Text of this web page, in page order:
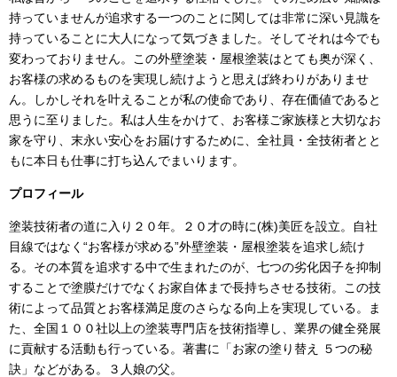
持っていませんが追求する一つのことに関しては非常に深い見識を
持っていることに大人になって気づきました。そしてそれは今でも
変わっておりません。この外壁塗装・屋根塗装はとても奥が深く、
お客様の求めるものを実現し続けようと思えば終わりがありませ
ん。しかしそれを叶えることが私の使命であり、存在価値であると
思うに至りました。私は人生をかけて、お客様ご家族様と大切なお
家を守り、末永い安心をお届けするために、全社員・全技術者とと
もに本日も仕事に打ち込んでまいります。
プロフィール
塗装技術者の道に入り２０年。２０才の時に(株)美匠を設立。自社
目線ではなく“お客様が求める”外壁塗装・屋根塗装を追求し続け
る。その本質を追求する中で生まれたのが、七つの劣化因子を抑制
することで塗膜だけでなくお家自体まで長持ちさせる技術。この技
術によって品質とお客様満足度のさらなる向上を実現している。ま
た、全国１００社以上の塗装専門店を技術指導し、業界の健全発展
に貢献する活動も行っている。著書に「お家の塗り替え ５つの秘
訣」などがある。３人娘の父。